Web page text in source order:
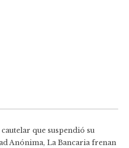
que suspendió su
Anónima, La Bancaria frenan